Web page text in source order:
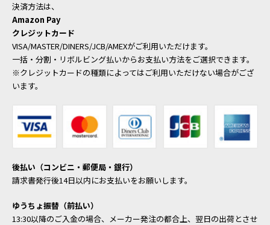
決済方法は、
Amazon Pay
クレジットカード
VISA/MASTER/DINERS/JCB/AMEXがご利用いただけます。
一括・分割・リボルビング払いからお支払い方法をご選択できます。
※クレジットカードの種類によってはご利用いただけない場合がござ
います。
後払い（コンビニ・郵便局・銀行）
請求書発行後14日以内にお支払いをお願いします。
ゆうちょ振替（前払い）
13:30以降のご入金の場合、メーカー発注の都合上、翌日の出荷とさせ